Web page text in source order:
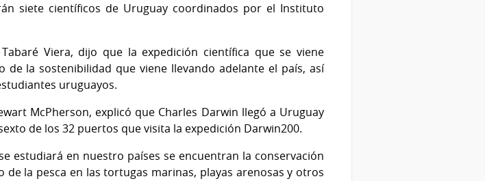
siete científicos de Uruguay coordinados por el Instituto
Viera, dijo que la expedición científica que se viene
la sostenibilidad que viene llevando adelante el país, así
uruguayos.
McPherson, explicó que Charles Darwin llegó a Uruguay
de los 32 puertos que visita la expedición Darwin200.
estudiará en nuestro países se encuentran la conservación
la pesca en las tortugas marinas, playas arenosas y otros